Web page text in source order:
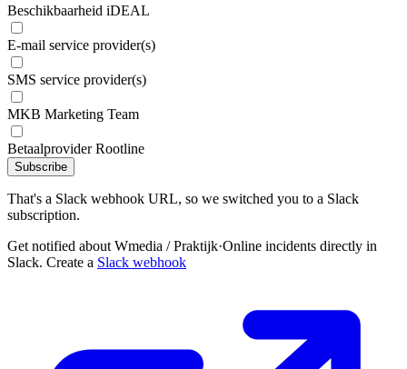
Beschikbaarheid iDEAL
E-mail service provider(s)
SMS service provider(s)
MKB Marketing Team
Betaalprovider Rootline
Subscribe
That's a Slack webhook URL, so we switched you to a Slack
subscription.
Get notified about Wmedia / Praktijk·Online incidents directly in
Slack. Create a Slack webhook